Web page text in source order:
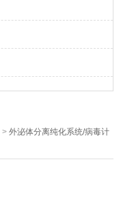
>外泌体分离纯化系统/病毒计